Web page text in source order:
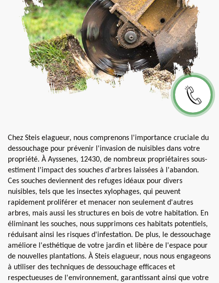
Chez Steis elagueur, nous comprenons l'importance cruciale du
dessouchage pour prévenir l'invasion de nuisibles dans votre
propriété. À Ayssenes, 12430, de nombreux propriétaires sous-
estiment l'impact des souches d'arbres laissées à l'abandon.
Ces souches deviennent des refuges idéaux pour divers
nuisibles, tels que les insectes xylophages, qui peuvent
rapidement proliférer et menacer non seulement d'autres
arbres, mais aussi les structures en bois de votre habitation. En
éliminant les souches, nous supprimons ces habitats potentiels,
réduisant ainsi les risques d'infestation. De plus, le dessouchage
améliore l'esthétique de votre jardin et libère de l'espace pour
de nouvelles plantations. À Steis elagueur, nous nous engageons
à utiliser des techniques de dessouchage efficaces et
respectueuses de l'environnement, garantissant ainsi que votre